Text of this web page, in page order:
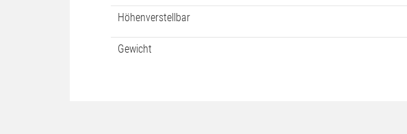
Höhenverstellbar
Gewicht